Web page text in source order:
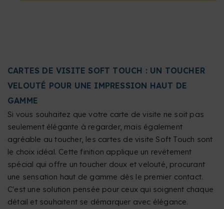
CARTES DE VISITE SOFT TOUCH : UN TOUCHER
VELOUTÉ POUR UNE IMPRESSION HAUT DE
GAMME
Si vous souhaitez que votre carte de visite ne soit pas
seulement élégante à regarder, mais également
agréable au toucher, les cartes de visite Soft Touch sont
le choix idéal. Cette finition applique un revêtement
spécial qui offre un toucher doux et velouté, procurant
une sensation haut de gamme dès le premier contact.
C'est une solution pensée pour ceux qui soignent chaque
détail et souhaitent se démarquer avec élégance.